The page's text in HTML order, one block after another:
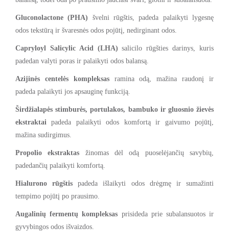
Gluconolactone (PHA) švelni rūgštis, padeda palaikyti lygesnę
odos tekstūrą ir švaresnės odos pojūtį, nedirginant odos.
Capryloyl Salicylic Acid (LHA) salicilo rūgšties darinys, kuris
padedan valyti poras ir palaikyti odos balansą.
Azijinės centelės kompleksasramina odą, mažina raudonį ir
padeda palaikyti jos apsauginę funkciją.
Širdžialapės stimburės, portulakos, bambuko ir gluosnio žievės
ekstraktai padeda palaikyti odos komfortą ir gaivumo pojūtį,
mažina sudirgimus.
Propolio ekstraktas žinomas dėl odą puoselėjančių savybių,
padedančių palaikyti komfortą.
Hialurono rūgštispadeda išlaikyti odos drėgmę ir sumažinti
tempimo pojūtį po prausimo.
Augalinių fermentų kompleksas prisideda prie subalansuotos ir
gyvybingos odos išvaizdos.